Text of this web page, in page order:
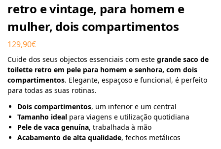
retro e vintage, para homem e
mulher, dois compartimentos
129,90€
Cuide dos seus objectos essenciais com este grande saco de
toilette retro em pele para homem e senhora, com dois
compartimentos. Elegante, espaçoso e funcional, é perfeito
para todas as suas rotinas.
Dois compartimentos, um inferior e um central
Tamanho ideal para viagens e utilização quotidiana
Pele de vaca genuína, trabalhada à mão
Acabamento de alta qualidade, fechos metálicos